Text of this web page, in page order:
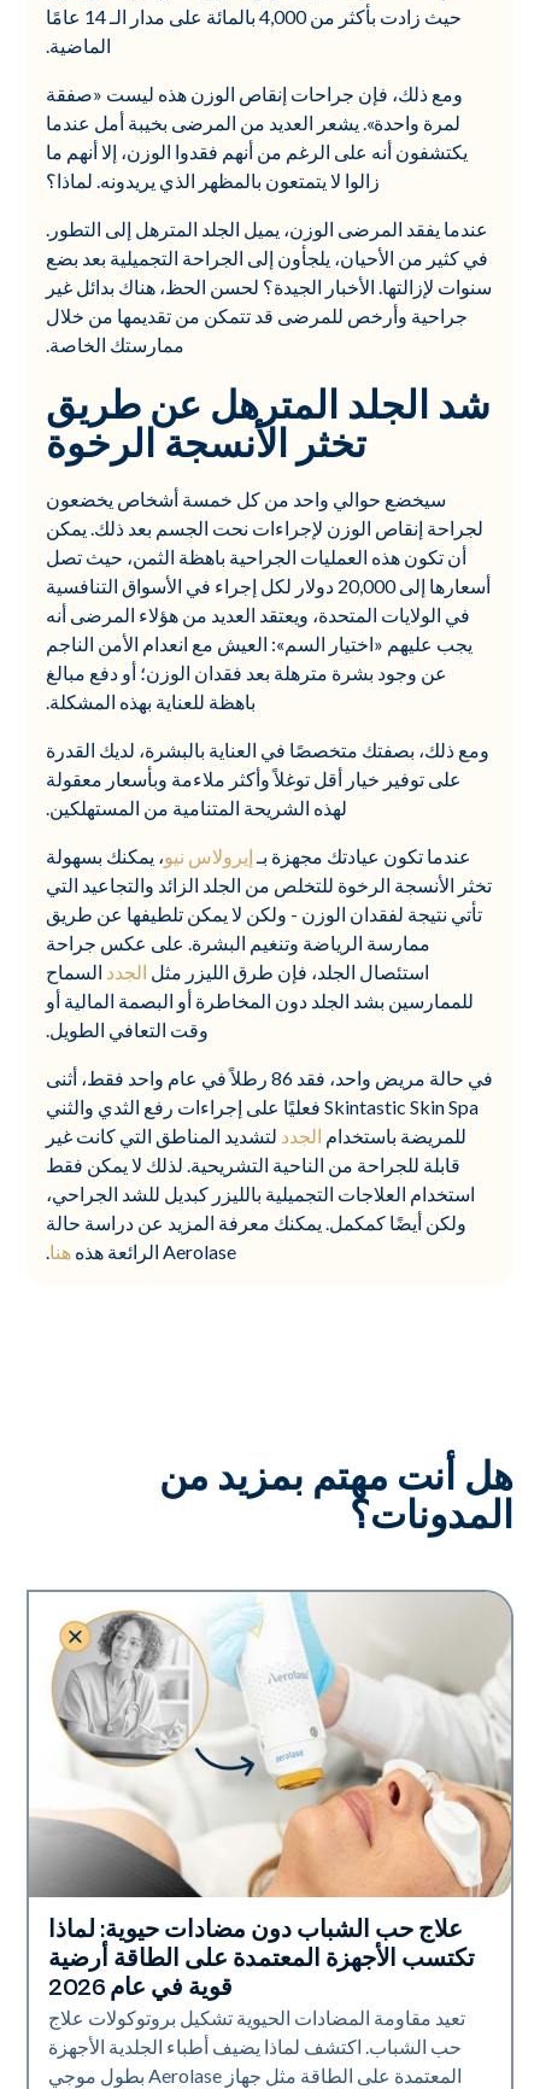
حيث زادت بأكثر من 4,000 بالمائة على مدار الـ 14 عامًا
الماضية.
ومع ذلك، فإن جراحات إنقاص الوزن هذه ليست «صفقة
لمرة واحدة». يشعر العديد من المرضى بخيبة أمل عندما
يكتشفون أنه على الرغم من أنهم فقدوا الوزن، إلا أنهم ما
زالوا لا يتمتعون بالمظهر الذي يريدونه. لماذا؟
عندما يفقد المرضى الوزن، يميل الجلد المترهل إلى التطور.
في كثير من الأحيان، يلجأون إلى الجراحة التجميلية بعد بضع
سنوات لإزالتها. الأخبار الجيدة؟ لحسن الحظ، هناك بدائل غير
جراحية وأرخص للمرضى قد تتمكن من تقديمها من خلال
ممارستك الخاصة.
شد الجلد المترهل عن طريق
تخثر الأنسجة الرخوة
سيخضع حوالي واحد من كل خمسة أشخاص يخضعون
لجراحة إنقاص الوزن لإجراءات نحت الجسم بعد ذلك. يمكن
أن تكون هذه العمليات الجراحية باهظة الثمن، حيث تصل
أسعارها إلى 20,000 دولار لكل إجراء في الأسواق التنافسية
في الولايات المتحدة، ويعتقد العديد من هؤلاء المرضى أنه
يجب عليهم «اختيار السم»: العيش مع انعدام الأمن الناجم
عن وجود بشرة مترهلة بعد فقدان الوزن؛ أو دفع مبالغ
باهظة للعناية بهذه المشكلة.
ومع ذلك، بصفتك متخصصًا في العناية بالبشرة، لديك القدرة
على توفير خيار أقل توغلاً وأكثر ملاءمة وبأسعار معقولة
لهذه الشريحة المتنامية من المستهلكين.
عندما تكون عيادتك مجهزة بـ إيرولاس نيو، يمكنك بسهولة
تخثر الأنسجة الرخوة للتخلص من الجلد الزائد والتجاعيد التي
تأتي نتيجة لفقدان الوزن - ولكن لا يمكن تلطيفها عن طريق
ممارسة الرياضة وتنغيم البشرة. على عكس جراحة
استئصال الجلد، فإن طرق الليزر مثل الجدد السماح
للممارسين بشد الجلد دون المخاطرة أو البصمة المالية أو
وقت التعافي الطويل.
في حالة مريض واحد، فقد 86 رطلاً في عام واحد فقط، أثنى
Skintastic Skin Spa فعليًا على إجراءات رفع الثدي والثني
للمريضة باستخدام الجدد لتشديد المناطق التي كانت غير
قابلة للجراحة من الناحية التشريحية. لذلك لا يمكن فقط
استخدام العلاجات التجميلية بالليزر كبديل للشد الجراحي،
ولكن أيضًا كمكمل. يمكنك معرفة المزيد عن دراسة حالة
Aerolase الرائعة هذه
هنا.
هل أنت مهتم بمزيد من
المدونات؟
صحة الجلد
علاج حب الشباب دون مضادات حيوية: لماذا
تكتسب الأجهزة المعتمدة على الطاقة أرضية
قوية في عام 2026
تعيد مقاومة المضادات الحيوية تشكيل بروتوكولات علاج
حب الشباب. اكتشف لماذا يضيف أطباء الجلدية الأجهزة
المعتمدة على الطاقة مثل جهاز Aerolase بطول موجي